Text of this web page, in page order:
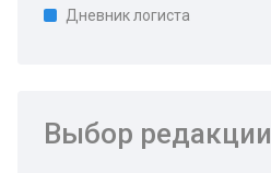
Дневник логиста
Выбор редакции